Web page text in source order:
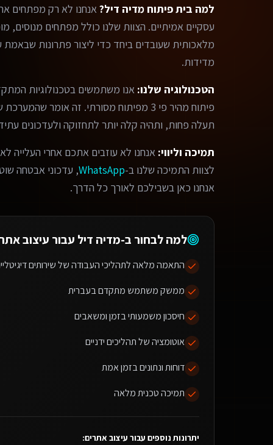
למה בית פיתוח מדיה דיל?אנחנו לא רק מפתחים
מלאכותית שעובדים ביחד כדי ליצור פתרונות שבאמת
מדידות.
הטכנולוגיה שלנו: אנו משתמשים בטכנולוגיות
פיתוח מהיר פי 3 מפיתוח מסורתי. זה אומר
תעלה פחות, ותהיה קלה יותר לתחזוקה ולעדכונים
תמיכה וליווי: אנחנו לא עוזבים אתכם אחרי העלייה
לצוות התמיכה שלנו ב-WhatsApp, עדכוני אבטחה
אנחנו כאן בשבילכם לאורך כל הדרך.
למה לבחור ב-מדיה דיל עבור עיצוב
התאמה מלאה לתהליכי העבודה של שירותים
ממשק משתמש מתקדם בעברית
חיסכון משמעותי בזמן ומשאבים
אוטומציה של תהליכים ידניים
דוחות ונתונים בזמן אמת
תמיכה טכנית מלאה
יתרונות נוספים עבור עיצוב אתרים: